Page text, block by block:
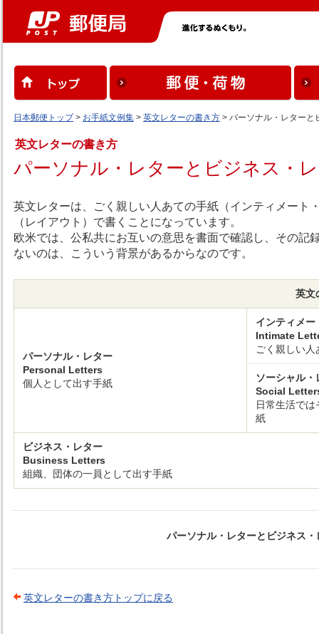
日本郵便トップ> お手紙文例集 > 英文レターの書き方 > パーソナル・レターと
英文レターの書き方
パーソナル・レターとビジネス・
英文レターは、ごく親しい人あての手紙（インティメート
（レイアウト）で書くことになっています。
欧米では、公私共にお互いの意思を書面で確認し、その
ないのは、こういう背景があるからなのです。
英文
パーソナル・レター
Personal Letters
個人として出す手紙
インティメー
Intimate
ごく親しい人
ソーシャル・
Social
日常生活で
紙
ビジネス・レター
Business Letters
組織、団体の一員として出す手紙
パーソナル・レターとビジネス
英文レターの書き方トップに戻る